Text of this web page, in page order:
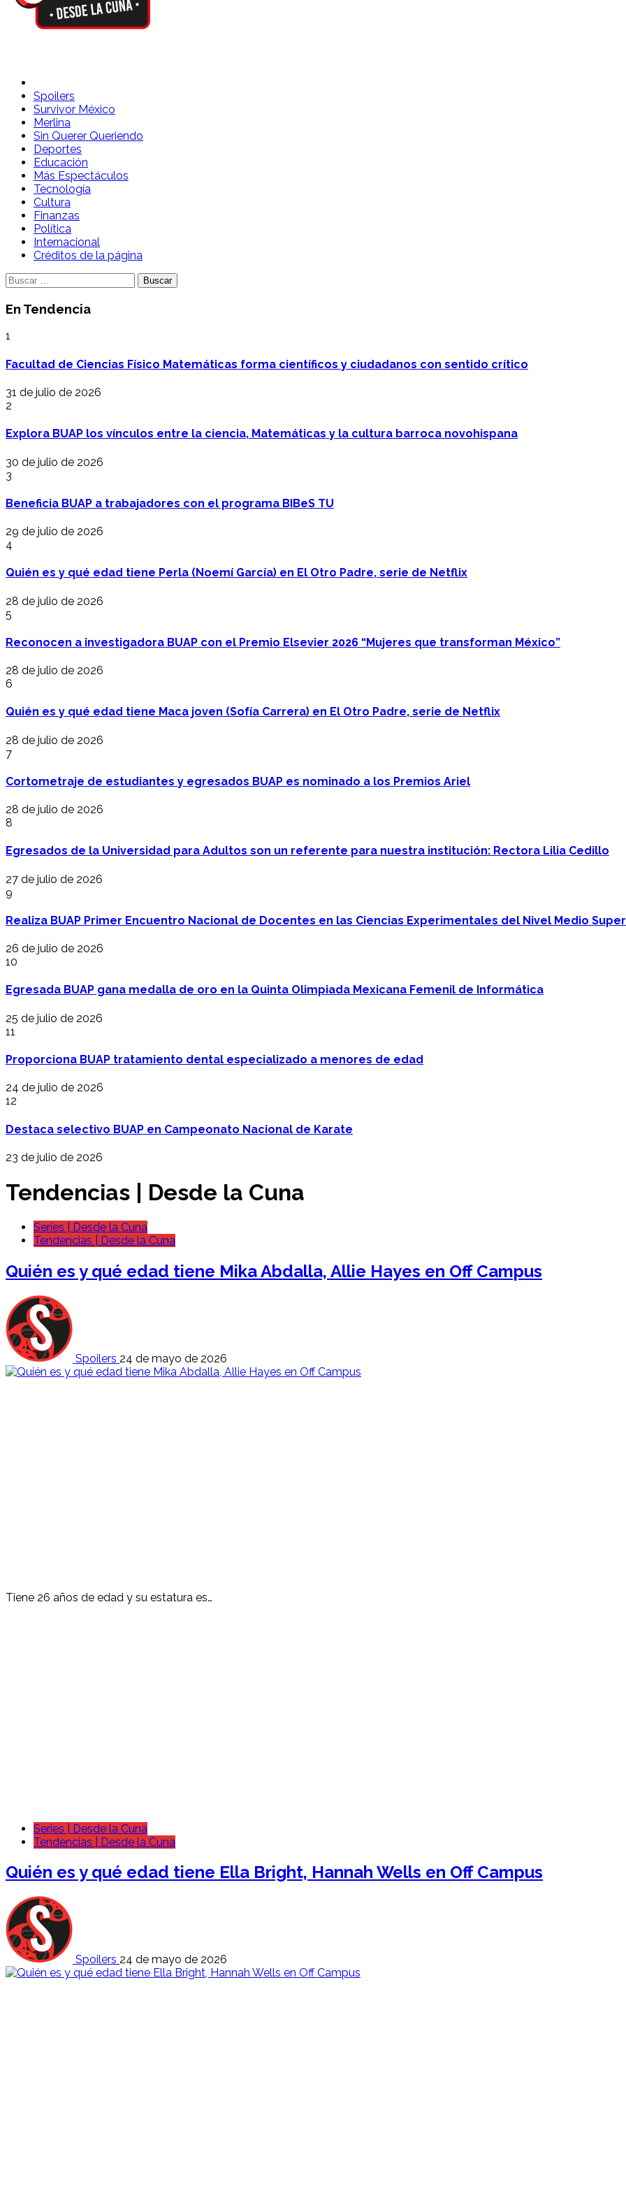
Spoilers Desde la Cuna
Sitio con información sobre series, película, reality shows y telenovelas
Spoilers
Survivor México
Merlina
Sin Querer Queriendo
Deportes
Educación
Más Espectáculos
Tecnología
Cultura
Finanzas
Política
Internacional
Créditos de la página
Buscar:
En Tendencia
1
Facultad de Ciencias Físico Matemáticas forma científicos y ciudadanos con sentido crítico
31 de julio de 2026
2
Explora BUAP los vínculos entre la ciencia, Matemáticas y la cultura barroca novohispana
30 de julio de 2026
3
Beneficia BUAP a trabajadores con el programa BIBeS TU
29 de julio de 2026
4
Quién es y qué edad tiene Perla (Noemí García) en El Otro Padre, serie de Netflix
28 de julio de 2026
5
Reconocen a investigadora BUAP con el Premio Elsevier 2026 “Mujeres que transforman México”
28 de julio de 2026
6
Quién es y qué edad tiene Maca joven (Sofía Carrera) en El Otro Padre, serie de Netflix
28 de julio de 2026
7
Cortometraje de estudiantes y egresados BUAP es nominado a los Premios Ariel
28 de julio de 2026
8
Egresados de la Universidad para Adultos son un referente para nuestra institución: Rectora Lilia Cedillo
27 de julio de 2026
9
Realiza BUAP Primer Encuentro Nacional de Docentes en las Ciencias Experimentales del Nivel Medio
26 de julio de 2026
10
Egresada BUAP gana medalla de oro en la Quinta Olimpiada Mexicana Femenil de Informática
25 de julio de 2026
11
Proporciona BUAP tratamiento dental especializado a menores de edad
24 de julio de 2026
12
Destaca selectivo BUAP en Campeonato Nacional de Karate
23 de julio de 2026
Tendencias | Desde la Cuna
Series | Desde la Cuna
Tendencias | Desde la Cuna
Quién es y qué edad tiene Mika Abdalla, Allie Hayes en Off Campus
Spoilers 24 de mayo de 2026
Tiene 26 años de edad y su estatura es…
Series | Desde la Cuna
Tendencias | Desde la Cuna
Quién es y qué edad tiene Ella Bright, Hannah Wells en Off Campus
Spoilers 24 de mayo de 2026